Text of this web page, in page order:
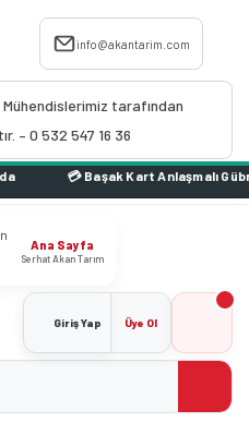
info@akantarim.com
Mühendislerimiz tarafından
– 0 532 547 16 36
Ana Sayfa
Serhat Akan Tarım
Giriş Yap Üye Ol